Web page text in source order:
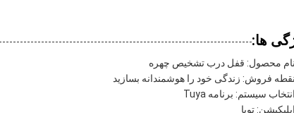
ها:
نام محصول: قفل درب تشخیص چهره
نقطه فروش: زندگی خود را هوشمندانه بسازید
انتخاب سیستم: برنامه Tuya
اپلیکیشن: تویا